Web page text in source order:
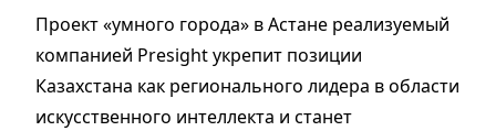
Проект «умного города» в Астане реализуемый
компанией Presight укрепит позиции
Казахстана как регионального лидера в области
искусственного интеллекта и станет